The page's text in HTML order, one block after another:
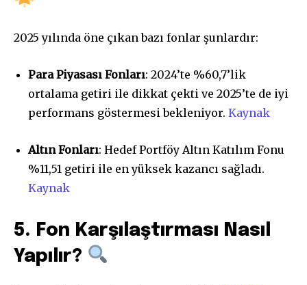
2025 yılında öne çıkan bazı fonlar şunlardır:
Para Piyasası Fonları: 2024’te %60,7’lik
ortalama getiri ile dikkat çekti ve 2025’te de iyi
performans göstermesi bekleniyor. Kaynak
Altın Fonları: Hedef Portföy Altın Katılım Fonu
%11,51 getiri ile en yüksek kazancı sağladı.
Kaynak
5. Fon Karşılaştırması Nasıl
Yapılır?